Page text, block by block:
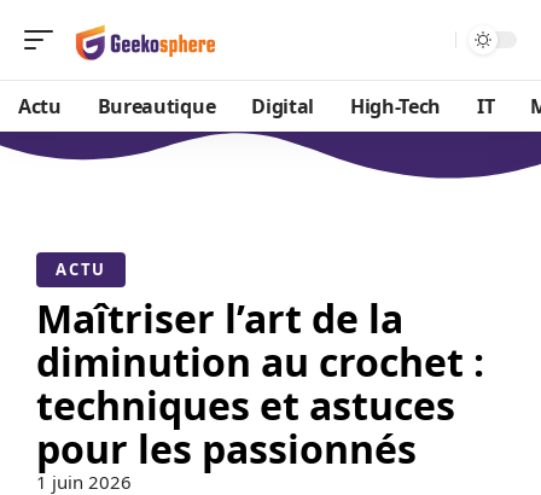
Actu Bureautique Digital High-Tech IT
ACTU
Maîtriser l’art de la
diminution au crochet :
techniques et astuces
pour les passionnés
1 juin 2026